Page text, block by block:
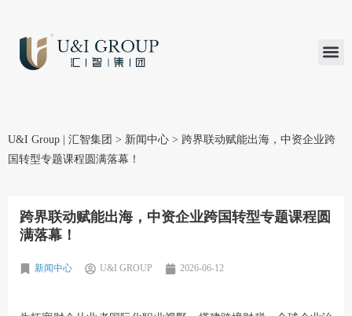
U&I Group | 汇智集团 > 新闻中心 > 跨界联动赋能出海，中资企业跨
国转型专题课程圆满落幕！
跨界联动赋能出海，中资企业跨国转型专题课程圆
满落幕！
新闻中心 U&I GROUP 2026-06-12